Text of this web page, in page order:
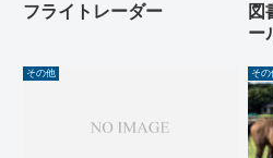
フライトレーダー
図
ー
その他 その